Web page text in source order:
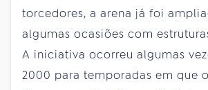
torcedores, a arena já foi
algumas ocasiões com
A iniciativa ocorreu algumas
2000 para temporadas em que